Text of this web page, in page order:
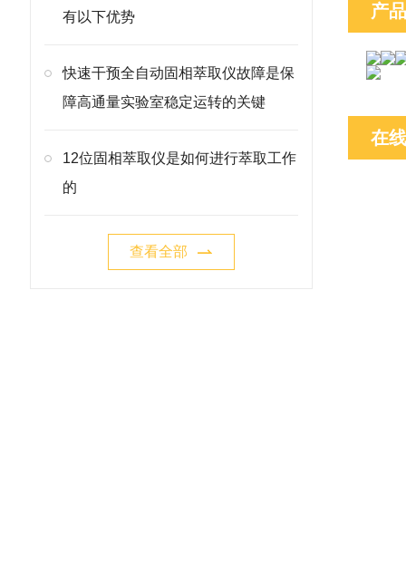
有以下优势
快速干预全自动固相萃取仪故障是保
障高通量实验室稳定运转的关键
12位固相萃取仪是如何进行萃取工作
的
查看全部
产
在